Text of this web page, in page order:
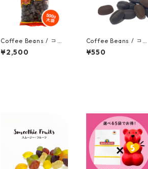
Coffee Beans / コー
ヒー・ビーン 500g
（大袋） ※カフェイン
¥2,500
Coffee Beans / コー
ヒービーン 50g ※カ
フェイン50mg含有
¥550